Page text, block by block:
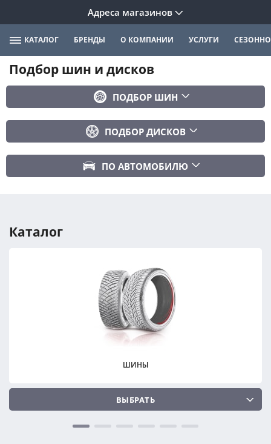
Адреса магазинов
КАТАЛОГ БРЕНДЫ О КОМПАНИИ УСЛУГИ
Подбор шин и дисков
ПОДБОР ШИН
Сбросить
ПОДБОР ДИСКОВ
ПОДОБРАТЬ
Сбросить
ПО АВТОМОБИЛЮ
Год авто
ПОДОБРАТЬ
Сбросить
Каталог
ШИНЫ
ВЫБРАТЬ